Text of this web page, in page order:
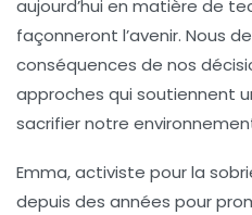
aujourd’hui en matière de
façonneront l’avenir. Nous
conséquences de nos
approches qui soutiennent
sacrifier notre
Emma, activiste pour la
depuis des années pour